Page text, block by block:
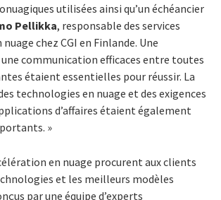
utilisées ainsi qu’un échéancier
Pellikka, responsable des services
chez CGI en Finlande. Une
communication efficaces entre toutes
étaient essentielles pour réussir. La
technologies en nuage et des exigences
d’affaires étaient également
»
en nuage procurent aux clients
et les meilleurs modèles
par une équipe d’experts